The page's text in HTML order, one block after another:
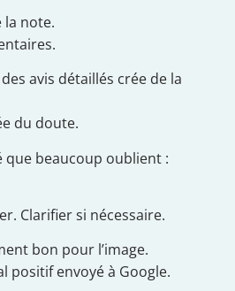
la note.
avis détaillés crée de la
du doute.
que beaucoup oublient :
Clarifier si nécessaire.
bon pour l’image.
positif envoyé à Google.